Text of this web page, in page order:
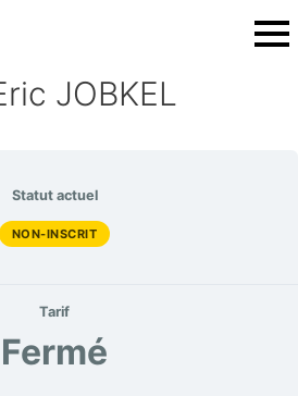
JOBKEL
Statut actuel
NON-INSCRIT
Tarif
Fermé